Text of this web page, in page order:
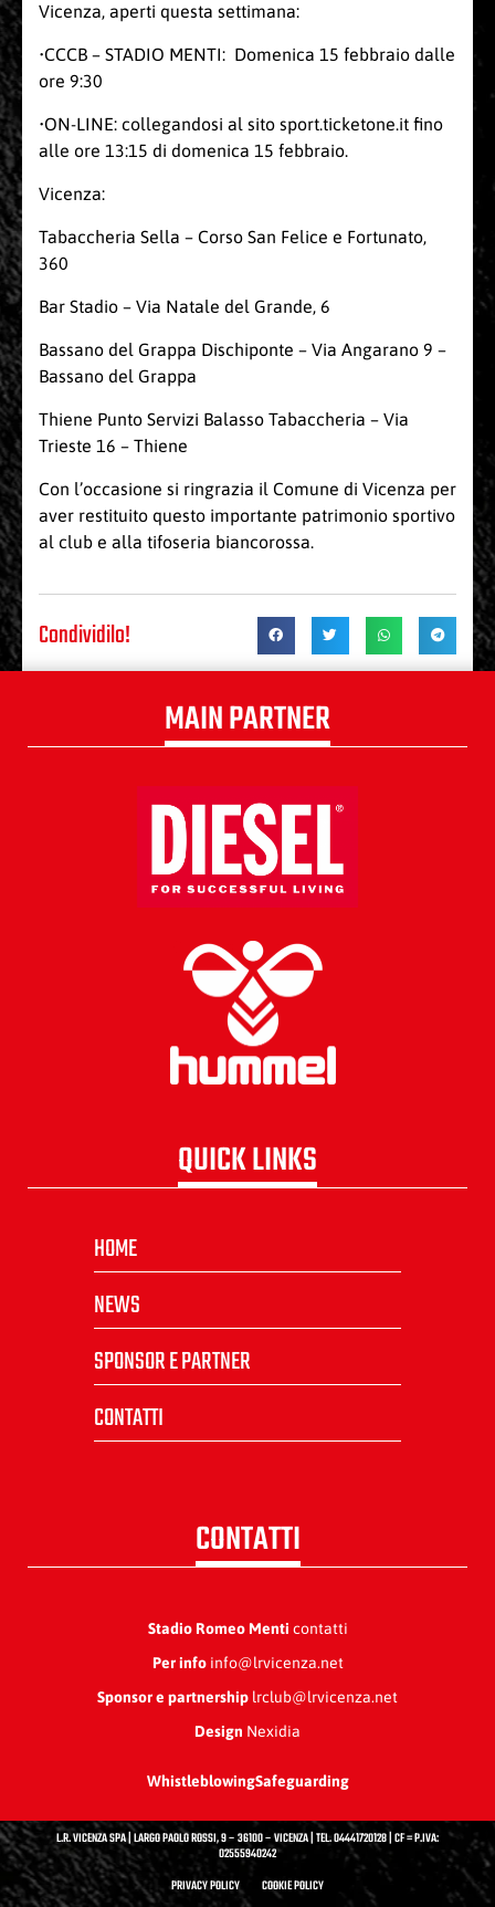
Vicenza, aperti questa settimana:
•CCCB – STADIO MENTI: Domenica 15 febbraio dalle
ore 9:30
•ON-LINE: collegandosi al sito sport.ticketone.it fino
alle ore 13:15 di domenica 15 febbraio.
Vicenza:
Tabaccheria Sella – Corso San Felice e Fortunato,
360
Bar Stadio – Via Natale del Grande, 6
Bassano del Grappa Dischiponte – Via Angarano 9 –
Bassano del Grappa
Thiene Punto Servizi Balasso Tabaccheria – Via
Trieste 16 – Thiene
Con l’occasione si ringrazia il Comune di Vicenza per
aver restituito questo importante patrimonio sportivo
al club e alla tifoseria biancorossa.
Condividilo!
MAIN PARTNER
QUICK LINKS
HOME
NEWS
SPONSOR E PARTNER
CONTATTI
CONTATTI
Stadio Romeo Menti contatti
Per infoinfo@lrvicenza.net
Sponsor e partnership lrclub@lrvicenza.net
Design Nexidia
WhistleblowingSafeguarding
L.R. VICENZA SPA | LARGO PAOLO ROSSI, 9 – 36100 – VICENZA | TEL. 04441720128 | CF = P.IVA:
02555940242
PRIVACY POLICY
COOKIE POLICY